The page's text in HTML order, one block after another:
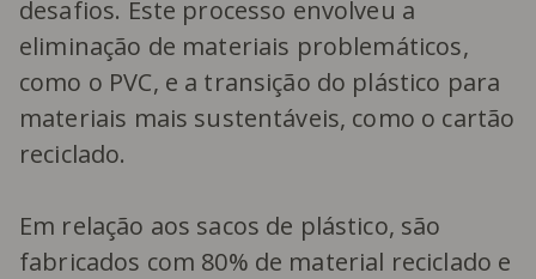
desafios. Este processo envolveu a
eliminação de materiais problemáticos,
como o PVC, e a transição do plástico para
materiais mais sustentáveis, como o cartão
reciclado.
Em relação aos sacos de plástico, são
fabricados com 80% de material reciclado e